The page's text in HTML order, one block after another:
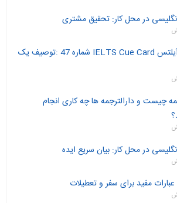
در محل کار: تحقیق مشتری
کیوکارد آیلتس IELTS Cue Card شماره 47 :توصیف یک
چیست و دارالترجمه ها چه ‌کاری انجام
در محل کار: بیان سریع ایده
مفید برای سفر و تعطیلات